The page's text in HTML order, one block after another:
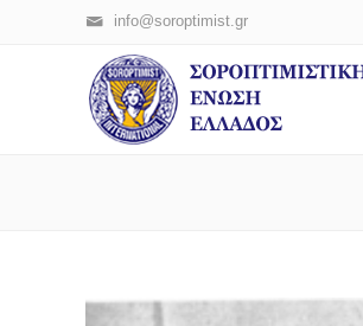
info@soroptimist.gr